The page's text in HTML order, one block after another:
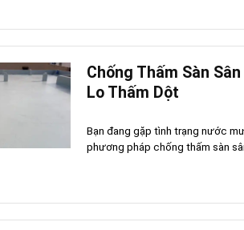
Chống Thấm Sàn
Lo Thấm Dột
Bạn đang gặp tình trạng nước
phương pháp chống thấm sàn